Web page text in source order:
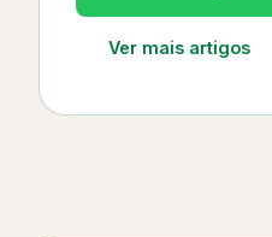
Ver mais artigos